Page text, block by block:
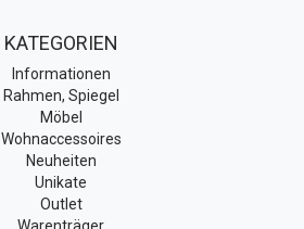
KATEGORIEN
Informationen
Rahmen, Spiegel
Möbel
Wohnaccessoires
Neuheiten
Unikate
Outlet